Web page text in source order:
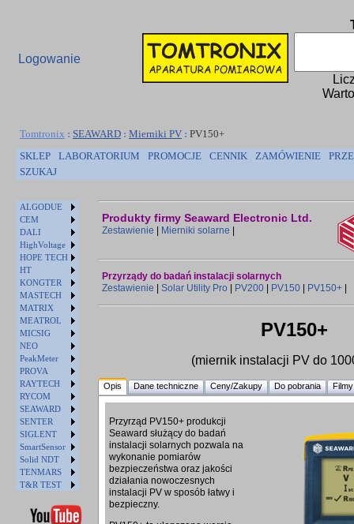
Logowanie
Tomtronix : SEAWARD : Mierniki PV : PV150+
SKLEP
LABORATORIUM PROMOCJE CENNIK ZAMÓWIENIE
SZUKAJ
ALGODUE
CEM
DALI
HighVoltage
HOPE TECH
HT
KONGTER
MASTECH
MATRIX
MEATROL
MICSIG
NEO
PeakMeter
PROVA
RAYTECH
RYCOM
SEAWARD
SENTER
SIGLENT
SmartSensor
Solid NDT
TENMARS
T&R TEST
Produkty firmy Seaward Electronic Ltd.
Zestawienie Mierniki solarne
Przyrządy do badań instalacji solarnych
Zestawienie
Solar Utility Pro PV200 PV150 PV150+
PV150+
(miernik instalacji PV do
Opis Dane techniczne Ceny/Zakupy Do pobrania Filmy
Przyrząd PV150+ produkcji
Seaward służący do badań
instalacji solarnych pozwala na
wykonanie pomiarów
bezpieczeństwa oraz jakości
działania nowoczesnych
instalacji PV w sposób łatwy i
bezpieczny.